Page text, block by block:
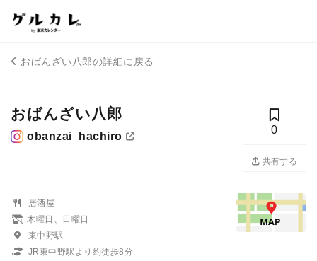
おばんざい八郎の詳細に戻る
おばんざい八郎
obanzai_hachiro
0
共有する
居酒屋
木曜日、日曜日
東中野駅
JR東中野駅より約徒歩8分